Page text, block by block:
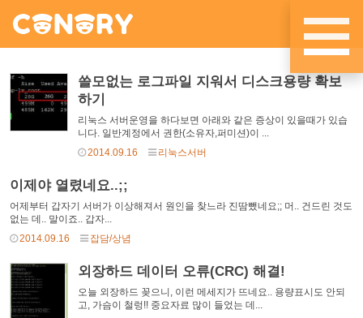
쓸모없는 로그파일 지워서 디스크용량 확보
하기
리눅스 서버운영을 하다보면 아래와 같은 증상이 있을때가 있습
니다. 일반계정에서 권한(소유자,퍼미션)이 ...
2014.09.16
리눅스서버
이제야 열렸네요..;;
어제부터 갑자기 서버가 이상해져서 원인을 찾느라 진땀뺐네요;; 머.. 건드린 것도
없는 데.. 말이죠.. 갑자...
2014.09.16
잡담/상념
외장하드 데이터 오류(CRC) 해결!
오늘 외장하드 꽂으니, 이런 메세지가 뜨네요.. 용량표시도 안되
고, 가슴이 철렁!! 중요자료 많이 들었는 데...